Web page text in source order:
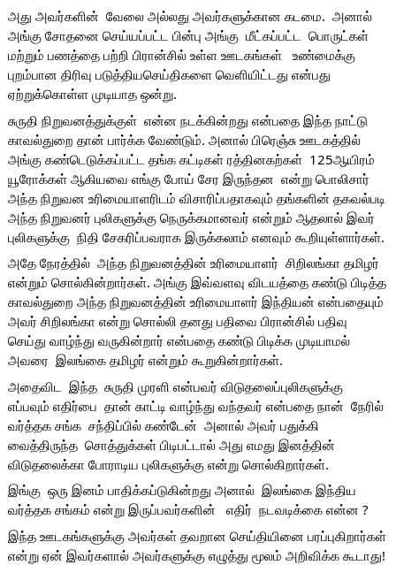
அது அவர்களின்  வேலை அல்லது அவர்களுக்கான கடமை.  அனால்
அங்கு சோதனை செய்யப்பட்ட பின்பு அங்கு  மீட்கப்பட்ட  பொருட்கள்
மற்றும் பணத்தை பற்றி பிரான்சில் உள்ள ஊடகங்கள்   உண்மைக்கு
புறம்பான திரிவு படுத்தியசெய்திகளை வெளியிட்டது என்பது
ஏற்றுக்கொள்ள முடியாத ஒன்று.
சுருதி நிறுவனத்துக்குள்  என்ன நடக்கின்றது என்பதை இந்த நாட்டு
காவல்துறை தான் பார்க்க வேண்டும். அனால் பிரெஞ்சு ஊடகத்தில்
அங்கு கண்டெடுக்கப்பட்ட தங்க கட்டிகள் ரத்தினகற்கள்  125ஆயிரம்
யூரோக்கள் ஆகியவை எங்கு போய் சேர இருந்தன  என்று பொலிசார்
அந்த நிறுவன உரிமையாளரிடம் விசாரிப்பதாகவும் தங்களின் தகவல்படி
அந்த நிறுவனர் புலிகளுக்கு நெருக்கமானவர் என்றும் ஆதலால் இவர்
புலிகளுக்கு  நிதி சேகரிப்பவராக இருக்கலாம் எனவும் கூறியுள்ளார்கள்.
அதே நேரத்தில்  அந்த நிறுவனத்தின் உரிமையாளர்  சிறிலங்கா தமிழர்
என்றும் சொல்கின்றார்கள். அங்கு இவ்வளவு விடயத்தை கண்டு பிடித்த
காவல்துறை அந்த நிறுவனத்தின் உரிமையாளர் இந்தியன் என்பதையும்
அவர் சிறிலங்கா என்று சொல்லி தனது பதிவை பிரான்சில் பதிவு
செய்து வாழ்ந்து வருகின்றார் என்பதை கண்டு பிடிக்க முடியாமல்
அவரை  இலங்கை தமிழர் என்றும் கூறுகின்றார்கள்.
அதைவிட  இந்த  சுருதி முரளி என்பவர் விடுதலைப்புலிகளுக்கு
எப்பவும் எதிர்பை  தான் காட்டி வாழ்ந்து வந்தவர் என்பதை நான்  நேரில்
வர்த்தக சங்க  சந்திப்பில் கண்டேன்  அனால் அவர் பதுக்கி
வைத்திருந்த  சொத்துக்கள் பிடிபட்டால் அது எமது இனத்தின்
விடுதலைக்கா போராடிய புலிகளுக்கு என்று சொல்கிறார்கள்.
இங்கு  ஒரு இனம் பாதிக்கப்டுகின்றது அனால்  இலங்கை இந்திய
வர்த்தக சங்கம் என்று இருப்பவர்களின்   எதிர்  நடவடிக்கை என்ன ?
இந்த ஊடகங்களுக்கு அவர்கள் தவறான செய்தியினை பரப்புகிறார்கள்
என்று ஏன் இவர்களால் அவர்களுக்கு எழுத்து மூலம் அறிவிக்க கூடாது!